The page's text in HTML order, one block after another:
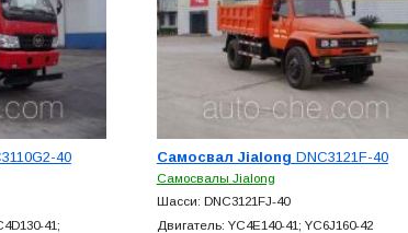
40
41;
Самосвал Jialong DNC3121F-40
Самосвалы Jialong
Шасси: DNC3121FJ-40
Двигатель: YC4E140-41; YC6J160-42